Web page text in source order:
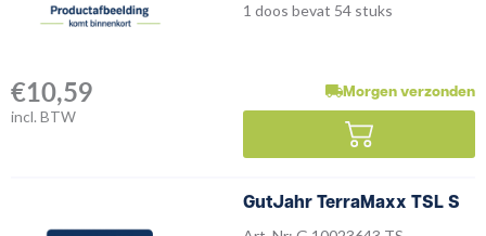
1 doos bevat 54 stuks
€10,59
incl. BTW
Morgen verzonden
GutJahr TerraMaxx TSL S